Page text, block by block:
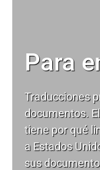
Para
Traducciones
documentos.
tiene por qué
a Estados
sus